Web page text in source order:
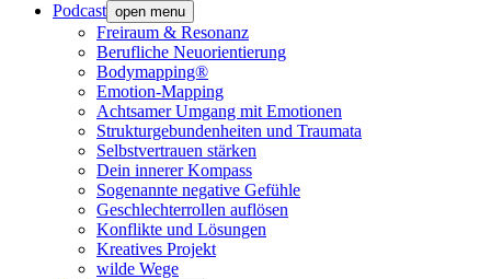
Podcast open menu
Freiraum & Resonanz
Berufliche Neuorientierung
Bodymapping®
Emotion-Mapping
Achtsamer Umgang mit Emotionen
Strukturgebundenheiten und Traumata
Selbstvertrauen stärken
Dein innerer Kompass
Sogenannte negative Gefühle
Geschlechterrollen auflösen
Konflikte und Lösungen
Kreatives Projekt
wilde Wege